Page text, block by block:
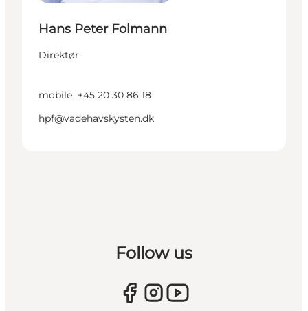
Hans Peter Folmann
Direktør
mobile +45 20 30 86 18
hpf@vadehavskysten.dk
Follow us